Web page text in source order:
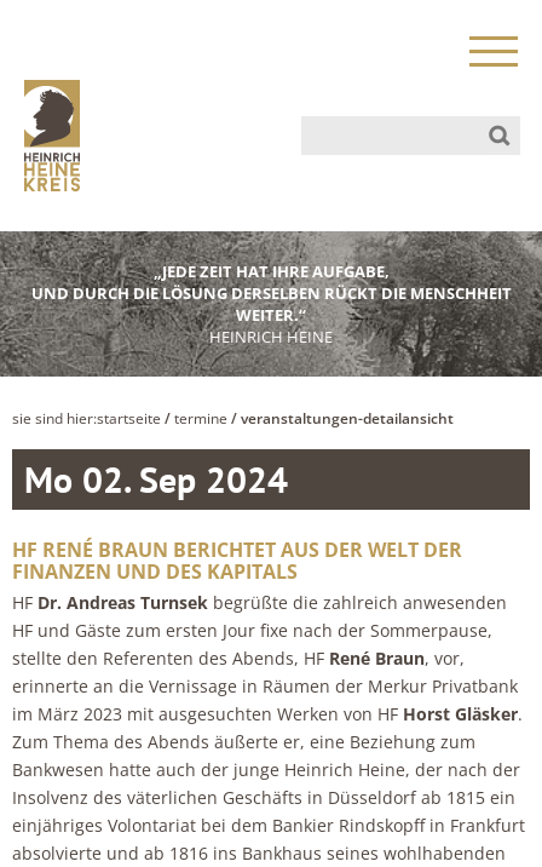
„JEDE ZEIT HAT IHRE AUFGABE,
UND DURCH DIE LÖSUNG DERSELBEN RÜCKT DIE MENSCHHEIT
WEITER.“
HEINRICH HEINE
sie sind hier:startseite /termine / veranstaltungen-detailansicht
Mo 02. Sep 2024
HF RENÉ BRAUN BERICHTET AUS DER WELT DER
FINANZEN UND DES KAPITALS
HF Dr. Andreas Turnsek begrüßte die zahlreich anwesenden
HF und Gäste zum ersten Jour fixe nach der Sommerpause,
stellte den Referenten des Abends, HF René Braun, vor,
erinnerte an die Vernissage in Räumen der Merkur Privatbank
im März 2023 mit ausgesuchten Werken von HF Horst Gläsker.
Zum Thema des Abends äußerte er, eine Beziehung zum
Bankwesen hatte auch der junge Heinrich Heine, der nach der
Insolvenz des väterlichen Geschäfts in Düsseldorf ab 1815 ein
einjähriges Volontariat bei dem Bankier Rindskopff in Frankfurt
absolvierte und ab 1816 ins Bankhaus seines wohlhabenden